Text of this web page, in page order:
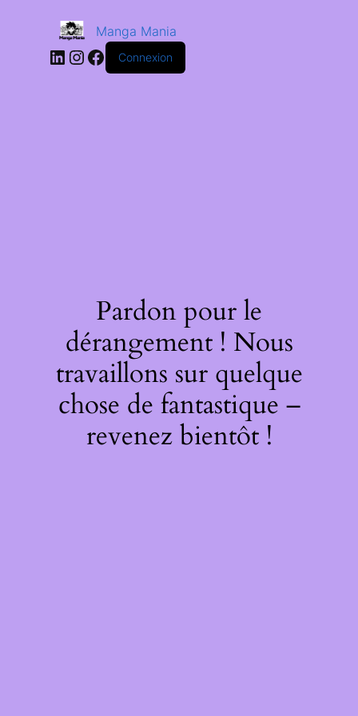
Manga Mania
Connexion
Pardon pour le
dérangement ! Nous
travaillons sur quelque
chose de fantastique –
revenez bientôt !